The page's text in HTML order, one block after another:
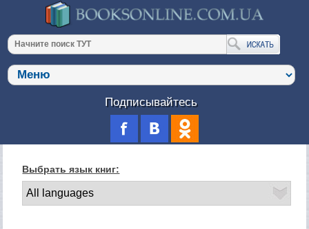
Подписывайтесь
Выбрать язык книг: